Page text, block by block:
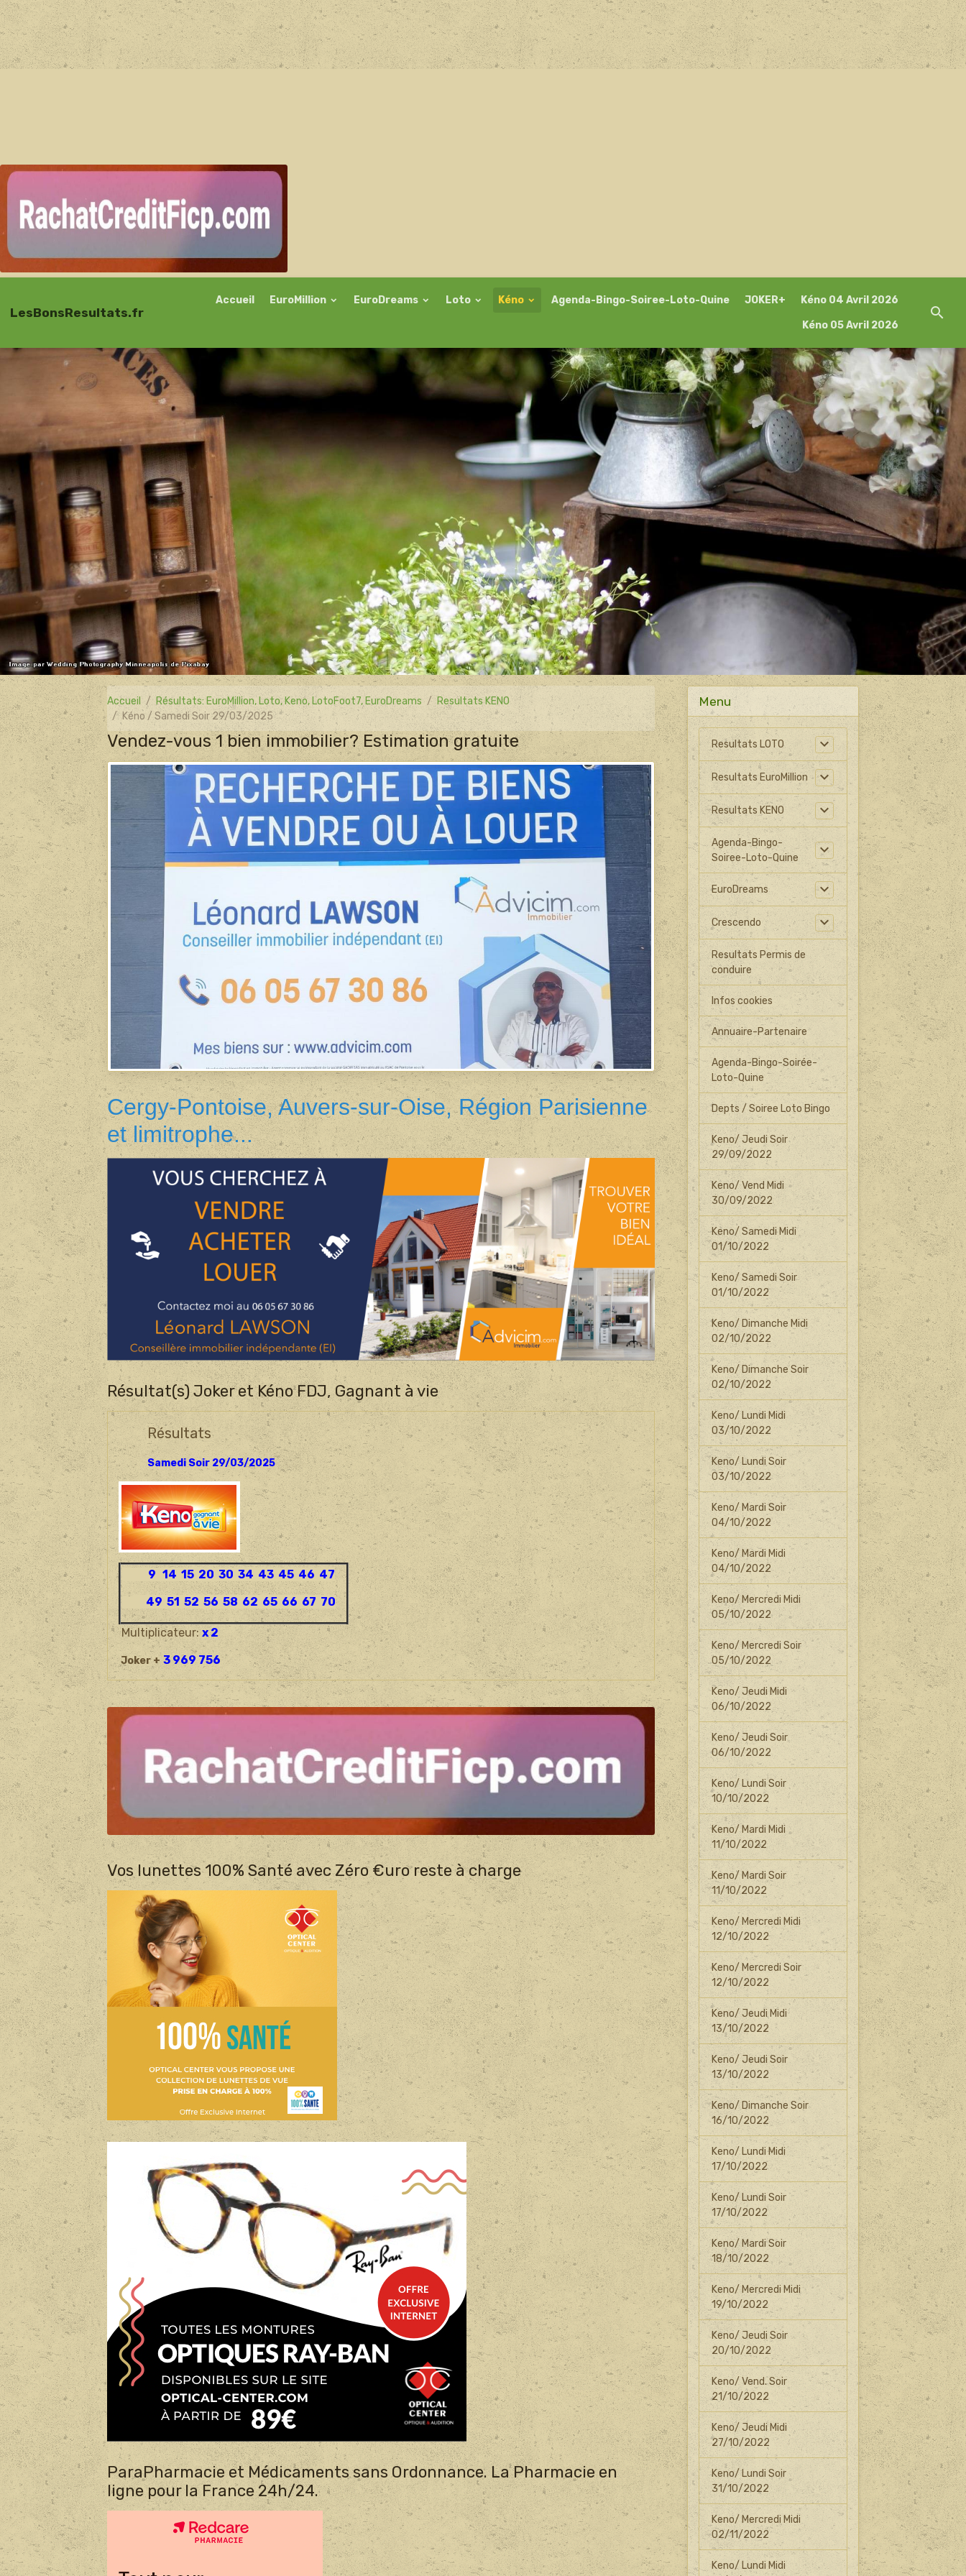
LesBonsResultats.fr
Accueil EuroMillion EuroDreams Loto Kéno Agenda-Bingo-Soiree-Loto-Quine JOKER+ Kéno 04 Avril 2026
Kéno 05 Avril 2026
Accueil Résultats: EuroMillion, Loto, Keno, LotoFoot7, EuroDreams
Resultats KENO
Kéno / Samedi Soir 29/03/2025
Vendez-vous 1 bien immobilier? Estimation gratuite
Cergy-Pontoise, Auvers-sur-Oise, Région Parisienne
et limitrophe...
Résultat(s) Joker et Kéno FDJ, Gagnant à vie
Résultats
Samedi Soir 29/03/2025
9 14 15 20 30 34 43 45 46 47
49 51 52 56 58 62 65 66 67 70
Multiplicateur:x 2
Joker + 3 969 756
Vos lunettes 100% Santé avec Zéro €uro reste à charge
ParaPharmacie et Médicaments sans Ordonnance. La Pharmacie en
ligne pour la France 24h/24.
Menu
Resultats LOTO
Resultats EuroMillion
Resultats KENO
Agenda-Bingo-
Soiree-Loto-Quine
EuroDreams
Crescendo
Resultats Permis de
conduire
Infos cookies
Annuaire-Partenaire
Agenda-Bingo-Soirée-
Loto-Quine
Depts / Soiree Loto Bingo
Keno/ Jeudi Soir
29/09/2022
Keno/ Vend Midi
30/09/2022
Keno/ Samedi Midi
01/10/2022
Keno/ Samedi Soir
01/10/2022
Keno/ Dimanche Midi
02/10/2022
Keno/ Dimanche Soir
02/10/2022
Keno/ Lundi Midi
03/10/2022
Keno/ Lundi Soir
03/10/2022
Keno/ Mardi Soir
04/10/2022
Keno/ Mardi Midi
04/10/2022
Keno/ Mercredi Midi
05/10/2022
Keno/ Mercredi Soir
05/10/2022
Keno/ Jeudi Midi
06/10/2022
Keno/ Jeudi Soir
06/10/2022
Keno/ Lundi Soir
10/10/2022
Keno/ Mardi Midi
11/10/2022
Keno/ Mardi Soir
11/10/2022
Keno/ Mercredi Midi
12/10/2022
Keno/ Mercredi Soir
12/10/2022
Keno/ Jeudi Midi
13/10/2022
Keno/ Jeudi Soir
13/10/2022
Keno/ Dimanche Soir
16/10/2022
Keno/ Lundi Midi
17/10/2022
Keno/ Lundi Soir
17/10/2022
Keno/ Mardi Soir
18/10/2022
Keno/ Mercredi Midi
19/10/2022
Keno/ Jeudi Soir
20/10/2022
Keno/ Vend. Soir
21/10/2022
Keno/ Jeudi Midi
27/10/2022
Keno/ Lundi Soir
31/10/2022
Keno/ Mercredi Midi
02/11/2022
Keno/ Lundi Midi